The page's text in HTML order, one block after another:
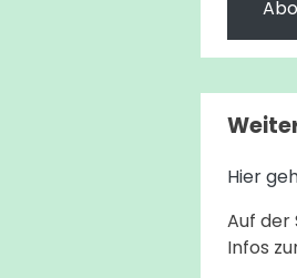
Hier
Auf der
Infos